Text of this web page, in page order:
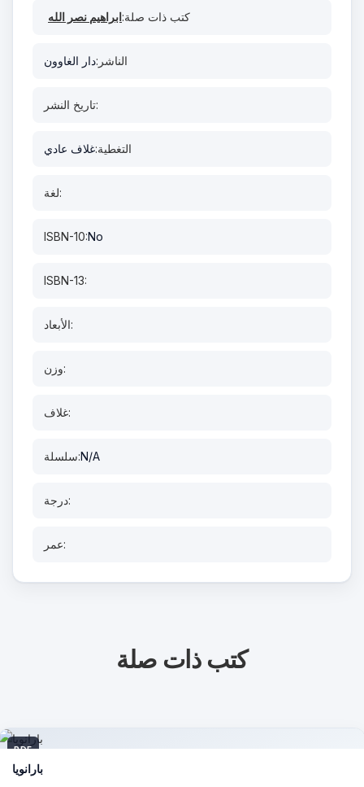
كتب ذات صلة:ابراهيم نصر الله
الناشر:دار الغاوون
تاريخ النشر:
التغطية:غلاف عادي
لغة:
ISBN-10:No
ISBN-13:
الأبعاد:
وزن:
غلاف:
سلسلة:N/A
درجة:
عمر:
كتب ذات صلة
PDF
بارانويا